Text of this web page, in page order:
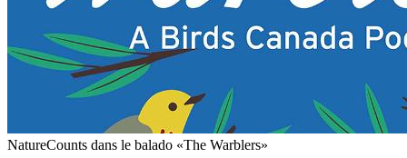
NatureCounts dans le balado «The Warblers»